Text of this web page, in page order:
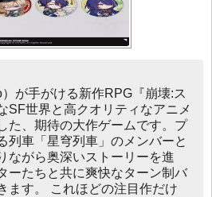
が手がける新作RPG『崩壊:ス
SF世界と高クオリティなアニメ
た、期待の大作ゲームです。プ
列車「星穹列車」のメンバーと
ながら奥深いストーリーを進
ーたちと共に爽快なターン制バ
ます。 これほどの注目作だけ